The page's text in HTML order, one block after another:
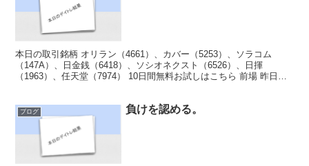
本日の取引銘柄 オリラン（4661）、カバー（5253）、ソラコム
（147A）、日金銭（6418）、ソシオネクスト（6526）、日揮
（1963）、任天堂（7974） 10日間無料お試しはこちら 前場 昨日の
ブログ 負けを認める。